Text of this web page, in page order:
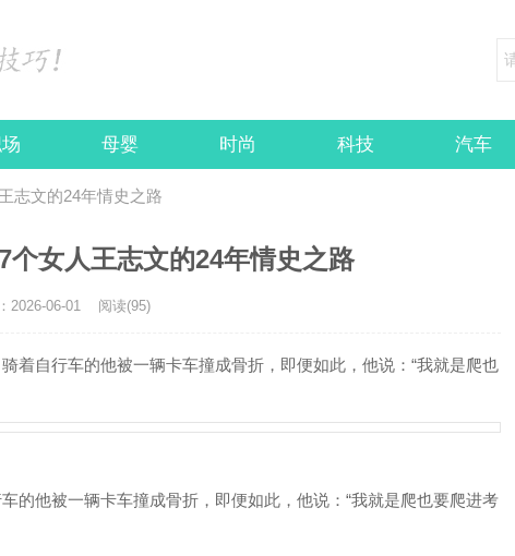
母婴 时尚 科技 汽车
志文的24年情史之路
个女人王志文的24年情史之路
2026-06-01 阅读(95)
着自行车的他被一辆卡车撞成骨折，即便如此，他说：“我就是爬也
的他被一辆卡车撞成骨折，即便如此，他说：“我就是爬也要爬进考